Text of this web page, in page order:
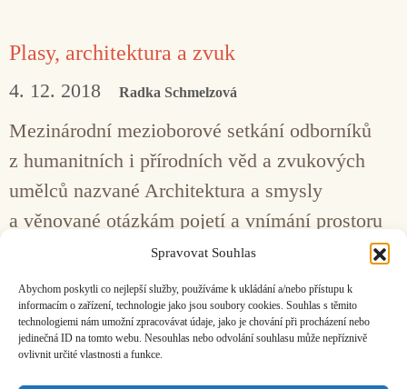
Spravovat Souhlas
Abychom poskytli co nejlepší služby, používáme k ukládání a/nebo přístupu k
informacím o zařízení, technologie jako jsou soubory cookies. Souhlas s těmito
technologiemi nám umožní zpracovávat údaje, jako je chování při procházení nebo
jedinečná ID na tomto webu. Nesouhlas nebo odvolání souhlasu může nepříznivě
ovlivnit určité vlastnosti a funkce.
Plasy, architektura a zvuk
4. 12. 2018 Radka Schmelzová
Mezinárodní mezioborové setkání odborníků
z humanitních i přírodních věd a zvukových
umělců nazvané Architektura a smysly
a věnované otázkám pojetí a vnímání prostoru
v historických souvislostech architektury,
umění, krajiny se odehrálo v Centru
stavitelského dědictví Plasy